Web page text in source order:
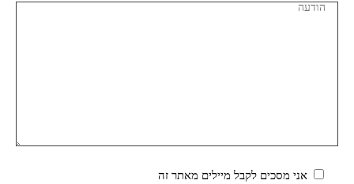
אני מסכים לקבל מיילים מאתר זה